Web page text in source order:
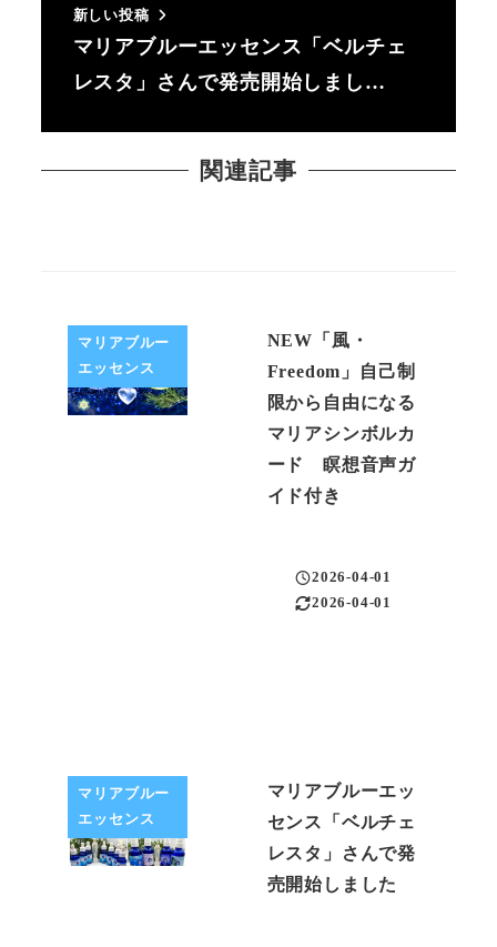
新しい投稿
マリアブルーエッセンス「ベルチェ
レスタ」さんで発売開始しまし…
関連記事
マリアブルー
エッセンス
NEW「風・
Freedom」自己制
限から自由になる
マリアシンボルカ
ード 瞑想音声ガ
イド付き
投稿日
2026-04-01
更新日
2026-04-01
マリアブルー
エッセンス
マリアブルーエッ
センス「ベルチェ
レスタ」さんで発
売開始しました